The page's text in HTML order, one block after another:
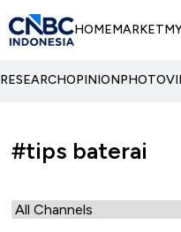
HOMEMARKET
RESEARCHOPINIONPHOTO
#tips baterai